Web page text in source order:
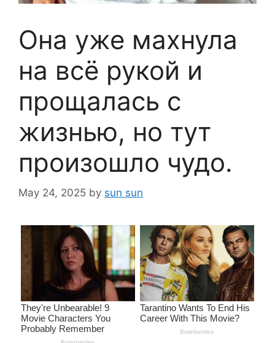
Она уже махнула
на всё рукой и
прощалась с
жизнью, но тут
произошло чудо.
May 24, 2025 by sun sun